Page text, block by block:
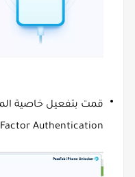
Factor Authentication).